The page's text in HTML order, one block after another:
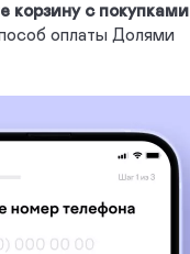
с покупками
оплаты Долями